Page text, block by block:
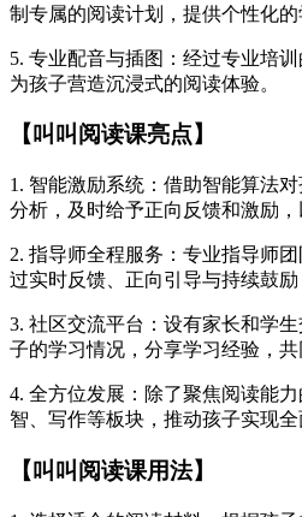
制专属的阅读计划，提供个性化的
5. 专业配音与插图：经过专业培
为孩子营造沉浸式的阅读体验。
【叫叫阅读课亮点】
1. 智能激励系统：借助智能算法
分析，及时给予正向反馈和激励，
2. 指导师全程服务：专业指导师
过实时反馈、正向引导与持续鼓励
3. 社区交流平台：设有家长和学
子的学习情况，分享学习经验，共
4. 全方位发展：除了聚焦阅读能
智、写作等板块，推动孩子实现全
【叫叫阅读课用法】